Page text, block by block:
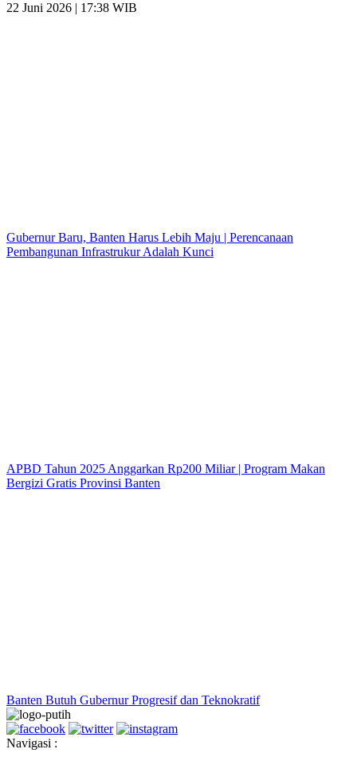
22 Juni 2026 | 17:38 WIB
Gubernur Baru, Banten Harus Lebih Maju | Perencanaan
Pembangunan Infrastrukur Adalah Kunci
APBD Tahun 2025 Anggarkan Rp200 Miliar | Program Makan
Bergizi Gratis Provinsi Banten
Banten Butuh Gubernur Progresif dan Teknokratif
Navigasi :